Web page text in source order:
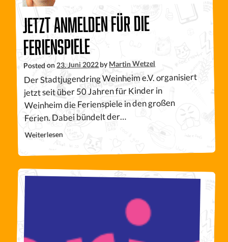
Jetzt anmelden für die
Ferienspiele
Posted on23. Juni 2022byMartin Wetzel
Der Stadtjugendring Weinheim e.V. organisiert
jetzt seit über 50 Jahren für Kinder in
Weinheim die Ferienspiele in den großen
Ferien. Dabei bündelt der…
Weiterlesen